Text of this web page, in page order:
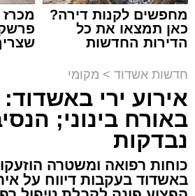
תגים:אבי אמסלם, המרכז
אזולאי
לקראת סיום בין הזמנים נערך
הזמנים ומלווה מלכה על ידי
בראשות מ"מ ראש העיר הרב
הרשות העירונית 'מהות' בראשות
חבר מועצת העיר הרב מני
הרשות הגב' סימונה מורלי -
מאלף בחורי ישיבות, אברכים
מחפשים לקנות דירה?
כאן תמצאו את כל
הדירות החדשות
חדשות אשדוד > מקומי
אירוע ירי
באורח בינוני;
נבדקות
כוחות רפואה ומשטרה
באשדוד בעקבות דיווח על